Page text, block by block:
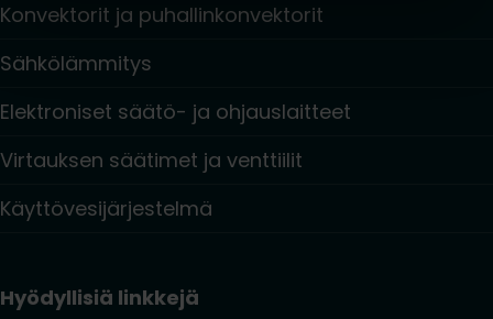
Konvektorit ja puhallinkonvektorit
Sähkölämmitys
Elektroniset säätö- ja ohjauslaitteet
Virtauksen säätimet ja venttiilit
Käyttövesijärjestelmä
Hyödyllisiä linkkejä